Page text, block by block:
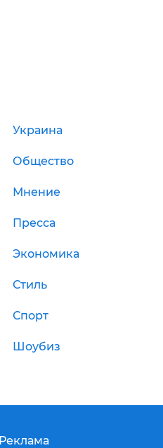
Украина
Общество
Мнение
Пресса
Экономика
Стиль
Спорт
Шоубиз
Реклама